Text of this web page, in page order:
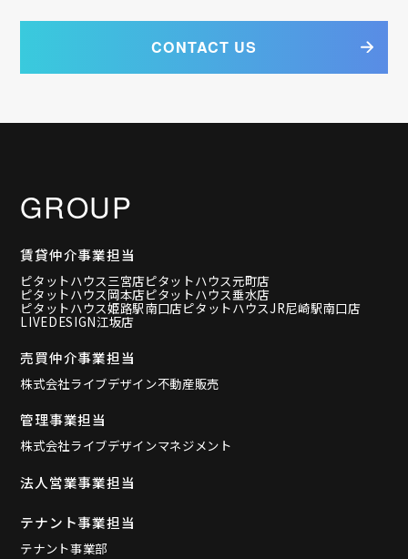
CONTACT US
GROUP
賃貸仲介事業担当
ピタットハウス三宮店ピタットハウス元町店
ピタットハウス岡本店ピタットハウス垂水店
ピタットハウス姫路駅南口店ピタットハウスJR尼崎駅南口店
LIVEDESIGN江坂店
売買仲介事業担当
株式会社ライブデザイン不動産販売
管理事業担当
株式会社ライブデザインマネジメント
法人営業事業担当
テナント事業担当
テナント事業部